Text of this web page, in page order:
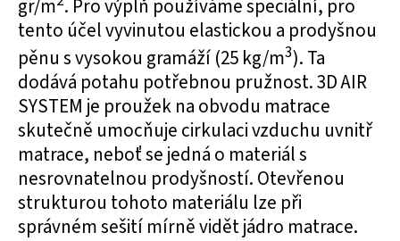
gr/m . Pro výplň používáme speciální, pro
tento účel vyvinutou elastickou a prodyšnou
pěnu s vysokou gramáží (25 kg/m3). Ta
dodává potahu potřebnou pružnost. 3D AIR
SYSTEM je proužek na obvodu matrace
skutečně umocňuje cirkulaci vzduchu uvnitř
matrace, neboť se jedná o materiál s
nesrovnatelnou prodyšností. Otevřenou
strukturou tohoto materiálu lze při
správném sešití mírně vidět jádro matrace.